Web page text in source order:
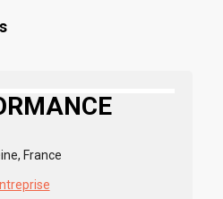
France